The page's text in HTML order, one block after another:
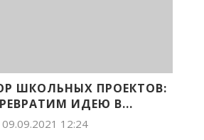
ШКОЛЬНЫХ ПРОЕКТОВ:
ИДЕЮ В...
09.09.2021 12:24